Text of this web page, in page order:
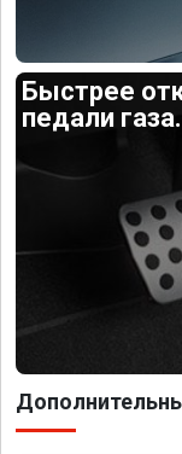
Быстрее
педали газа.